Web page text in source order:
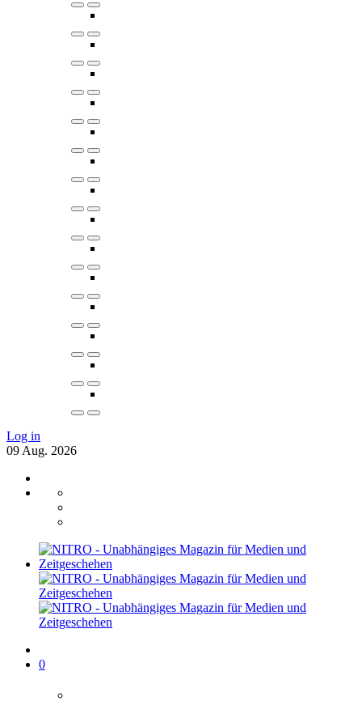
Log in
09 Aug. 2026
0